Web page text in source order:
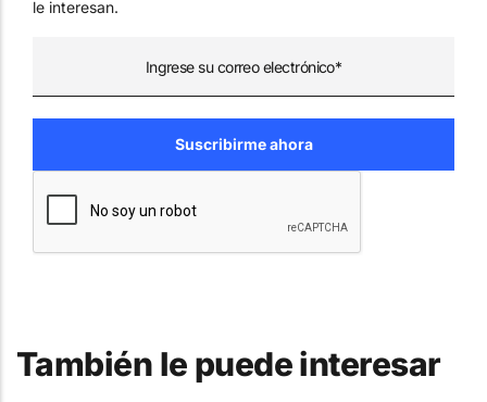
le interesan.
También le puede interesar